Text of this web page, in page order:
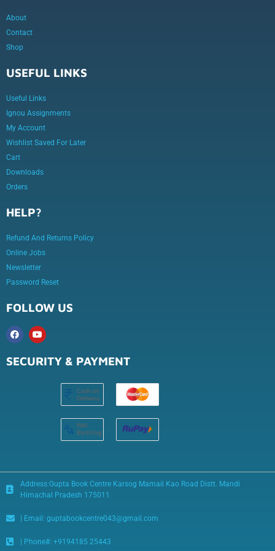
About
Contact
Shop
USEFUL LINKS
Useful Links
Ignou Assignments
My Account
Wishlist Saved For Later
Cart
Downloads
Orders
HELP?
Refund And Returns Policy
Online Jobs
Newsletter
Password Reset
FOLLOW US
SECURITY & PAYMENT
Address:Gupta Book Centre Karsog Mamail Kao Road Distt. Mandi
Himachal Pradesh 175011
| Email: guptabookcentre043@gmail.com
| Phone#: +9194185 25443